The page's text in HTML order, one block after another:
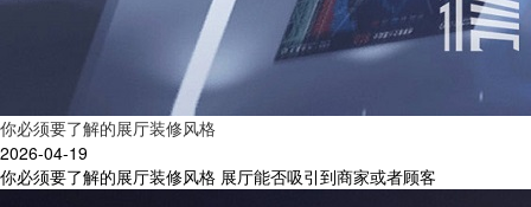
你必须要了解的展厅装修风格
2026-04-19
你必须要了解的展厅装修风格 展厅能否吸引到商家或者顾客